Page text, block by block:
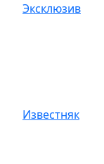
Эксклюзив
Известняк